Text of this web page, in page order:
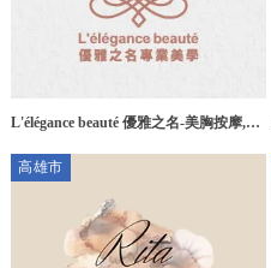
L'élégance beauté 優雅之名-美胸按摩,新
高雄市